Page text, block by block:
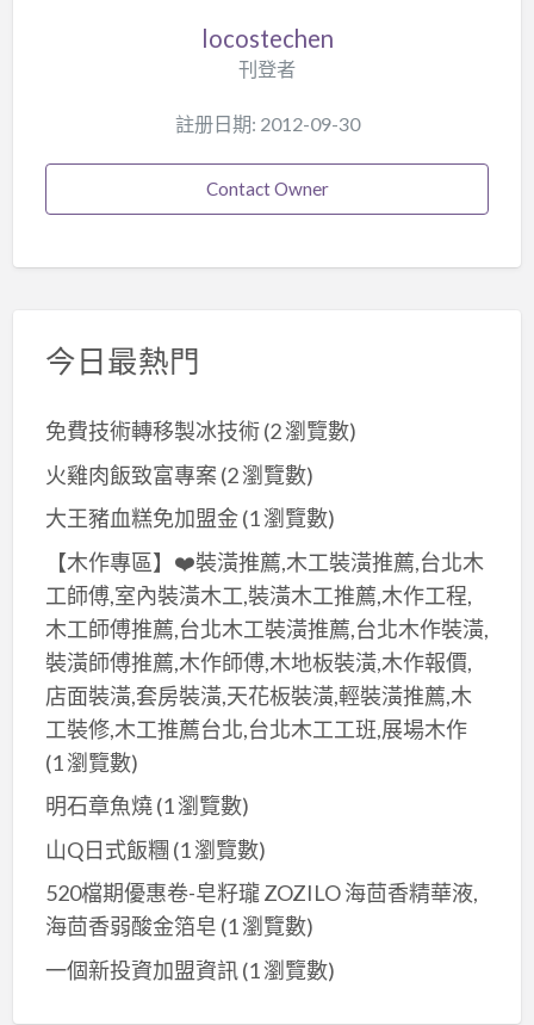
locostechen
刊登者
註册日期: 2012-09-30
Contact Owner
今日最熱門
免費技術轉移製冰技術(2 瀏覽數)
火雞肉飯致富專案 (2 瀏覽數)
大王豬血糕免加盟金(1 瀏覽數)
【木作專區】❤️裝潢推薦,木工裝潢推薦,台北木
工師傅,室內裝潢木工,裝潢木工推薦,木作工程,
木工師傅推薦,台北木工裝潢推薦,台北木作裝潢,
裝潢師傅推薦,木作師傅,木地板裝潢,木作報價,
店面裝潢,套房裝潢,天花板裝潢,輕裝潢推薦,木
工裝修,木工推薦台北,台北木工工班,展場木作
(1 瀏覽數)
明石章魚燒(1 瀏覽數)
山Q日式飯糰 (1 瀏覽數)
520檔期優惠卷-皂籽瓏 ZOZILO 海茴香精華液,
海茴香弱酸金箔皂 (1 瀏覽數)
一個新投資加盟資訊(1 瀏覽數)